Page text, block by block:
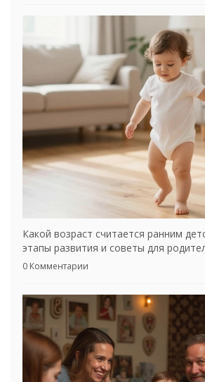
Какой возраст считается ранним
этапы развития и советы для
0 Комментарии